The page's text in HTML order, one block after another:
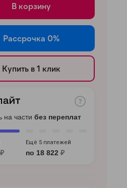
В корзину
Рассрочка 0%
Купить в 1 клик
на части без переплат
₽
Ещё 5 платежей
по 18 822 ₽